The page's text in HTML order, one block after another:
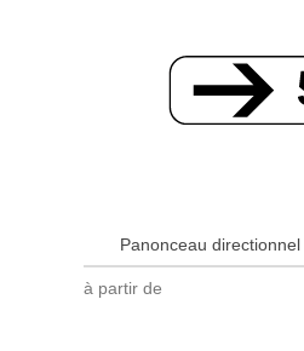
Panonceau
à partir de